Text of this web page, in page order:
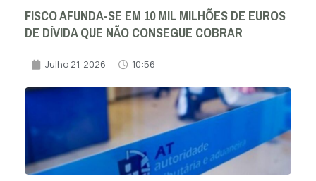
FISCO AFUNDA-SE EM 10 MIL MILHÕES DE EUROS
DE DÍVIDA QUE NÃO CONSEGUE COBRAR
Julho 21, 2026 10:56